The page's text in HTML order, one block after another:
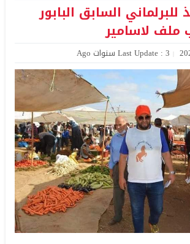
للبرلماني السابق البابور
ملف لاسامير
Last Update : 3 سنوات Ago